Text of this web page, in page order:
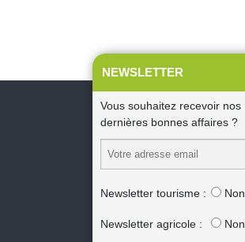
NEWSLETTER
Vous souhaitez recevoir nos
dernières bonnes affaires ?
Newsletter tourisme : Non
Newsletter agricole : Non